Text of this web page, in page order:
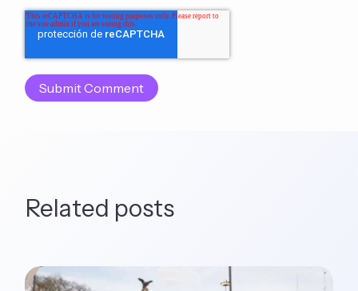
Related posts